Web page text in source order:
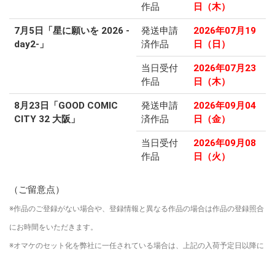
作品
日（木）
7月5日「星に願いを 2026 -
day2-」
発送申請
済作品
2026年07月19
日（日）
当日受付
作品
2026年07月23
日（木）
8月23日「GOOD COMIC
CITY 32 大阪」
発送申請
済作品
2026年09月04
日（金）
当日受付
作品
2026年09月08
日（火）
（ご留意点）
※作品のご登録がない場合や、登録情報と異なる作品の場合は作品の登録照合
にお時間をいただきます。
※オマケのセット化を弊社に一任されている場合は、上記の入荷予定日以降に